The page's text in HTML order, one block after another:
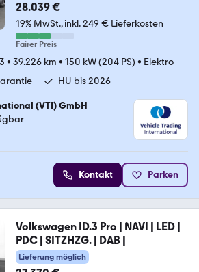
28.039 €
19% MwSt. inkl. 249 € Lieferkosten
Fairer Preis
• 39.226 km • 150 kW (204 PS) • Elektro
HU bis 2026
(VTI) GmbH
Kontakt Parken
Volkswagen ID.3 Pro | NAVI | LED |
PDC | SITZHZG. | DAB |
Lieferung möglich